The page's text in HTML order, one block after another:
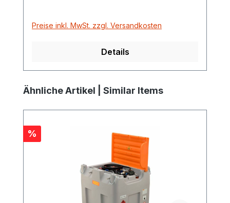
Preise inkl. MwSt. zzgl. Versandkosten
Details
Produktgalerie überspringen
Ähnliche Artikel | Similar Items
Rabatt
%